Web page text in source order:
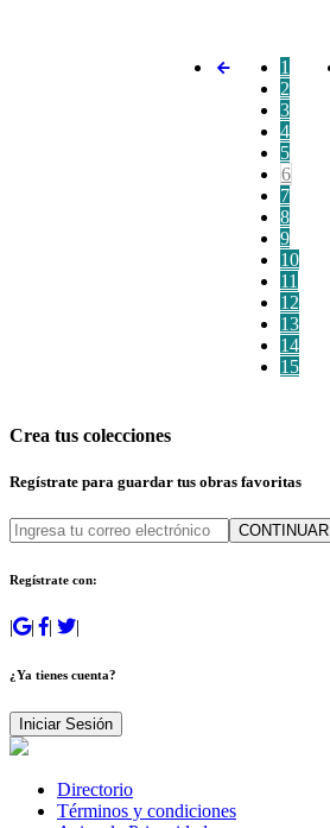
1
2
3
4
5
6
7
8
9
10
11
12
13
14
15
Crea tus colecciones
Regístrate para guardar tus obras favoritas
CONTINUAR
Regístrate con:
| | | |
¿Ya tienes cuenta?
Iniciar Sesión
Directorio
Términos y condiciones